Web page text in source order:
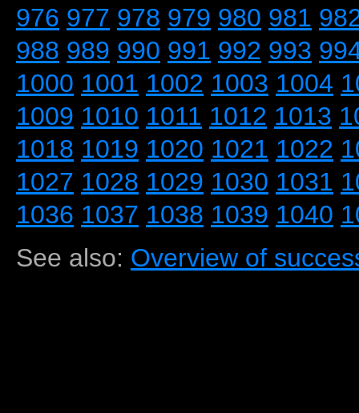
976 977 978 979 980 981
988 989 990 991 992 993
1000 1001 1002 1003 1004
1009 1010 1011 1012 1013
1018 1019 1020 1021 1022
1027 1028 1029 1030 1031
1036 1037 1038 1039 1040
See also: Overview of